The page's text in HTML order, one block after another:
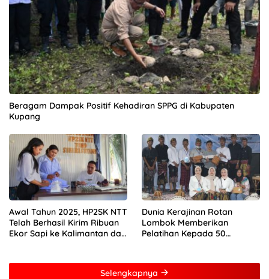
Beragam Dampak Positif Kehadiran SPPG di Kabupaten
Kupang
Awal Tahun 2025, HP2SK NTT
Telah Berhasil Kirim Ribuan
Ekor Sapi ke Kalimantan dan
Dunia Kerajinan Rotan
Lombok Memberikan
Pelatihan Kepada 50
Young Frenuer 2024
Selengkapnya